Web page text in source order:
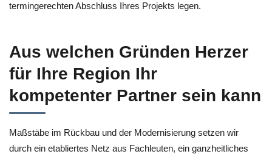
termingerechten Abschluss Ihres Projekts legen.
Aus welchen Gründen Herzer
für Ihre Region Ihr
kompetenter Partner sein kann
Maßstäbe im Rückbau und der Modernisierung setzen wir
durch ein etabliertes Netz aus Fachleuten, ein ganzheitliches